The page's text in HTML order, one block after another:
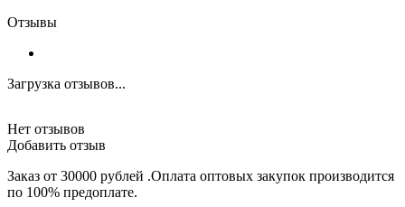
Отзывы
Загрузка отзывов...
Нет отзывов
Добавить отзыв
Заказ от 30000 рублей .Оплата оптовых закупок производится
по 100% предоплате.